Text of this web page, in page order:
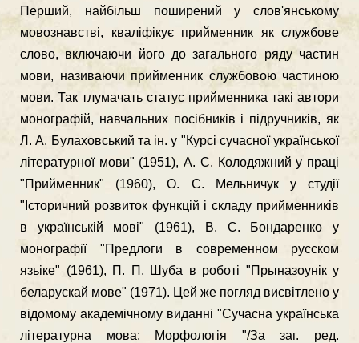
Перший, найбільш поширений у слов'янському
мовознавстві, кваліфікує прийменник як службове
слово, включаючи його до загального ряду частин
мови, називаючи прийменник службовою частиною
мови. Так тлумачать статус при­йменника такі автори
монографій, навчальних посібників і підруч­ників, як
Л. А. Булаховський та ін. у "Курсі сучасної української
літературної мови" (1951), А. С. Колодяжний у праці
"Приймен­ник" (1960), О. С. Мельничук у студії
"Історичний розвиток функ­цій і складу прийменників
в українській мові" (1961), В. С. Бон­даренко у
монографії "Предлоги в современном русском
язьіке" (1961), П. П. Шуба в роботі "Прыназоунік у
беларускай мове" (1971). Цей же погляд висвітлено у
відомому академічному виданні "Су­часна українська
літературна мова: Морфологія "/За заг. ред.